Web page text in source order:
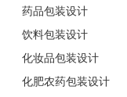
药品包装设计
饮料包装设计
化妆品包装设计
化肥农药包装设计